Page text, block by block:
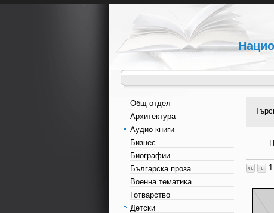
Общ отдел
Архитектура
Аудио книги
Бизнес
Биографии
Българска проза
Военна тематика
Готварство
Детски
1